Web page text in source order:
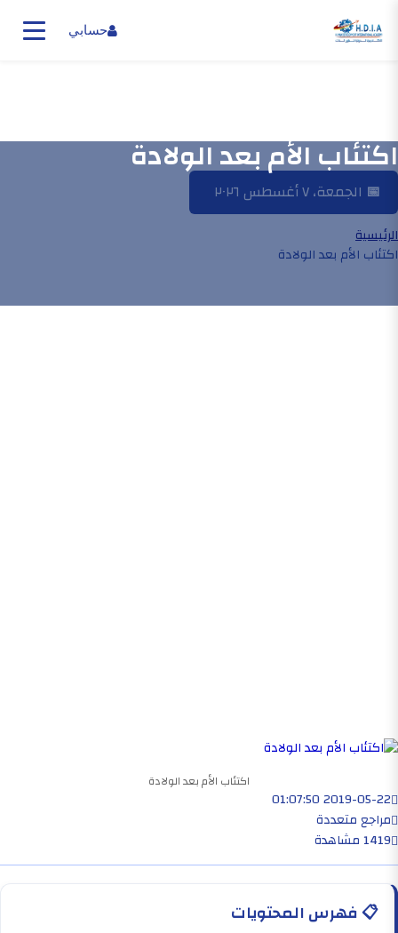
حسابي
اكتئاب الأم بعد الولادة
📅 الجمعة، ٧ أغسطس ٢٠٢٦
الرئيسية
اكتئاب الأم بعد الولادة
اكتئاب الأم بعد الولادة
2019-05-22 01:07:50
مراجع متعددة
1419 مشاهدة
📋فهرس المحتويات